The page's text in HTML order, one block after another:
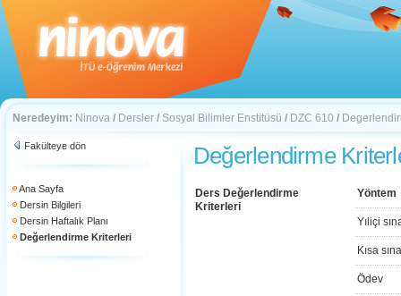
Neredeyim: Ninova / Dersler / Sosyal Bilimler Enstitüsü / DZC 610 /
Fakülteye dön
Ana Sayfa
Dersin Bilgileri
Dersin Haftalık Planı
Değerlendirme Kriterleri
Değerlendirme
Ders Değerlendirme
Kriterleri
Yöntem
Yıliçi
Kısa
Ödev